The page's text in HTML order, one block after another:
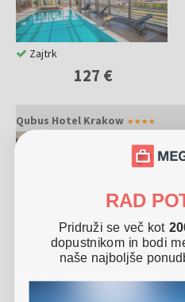
Auschwitz-Birkenau. Krakov je
nepozabna doživetja.
127 €
Zajtrk
Qubus Hotel Krakow
245 €
RAD
Pridruži se več kot
dopustnikom in bodi
naše najboljše